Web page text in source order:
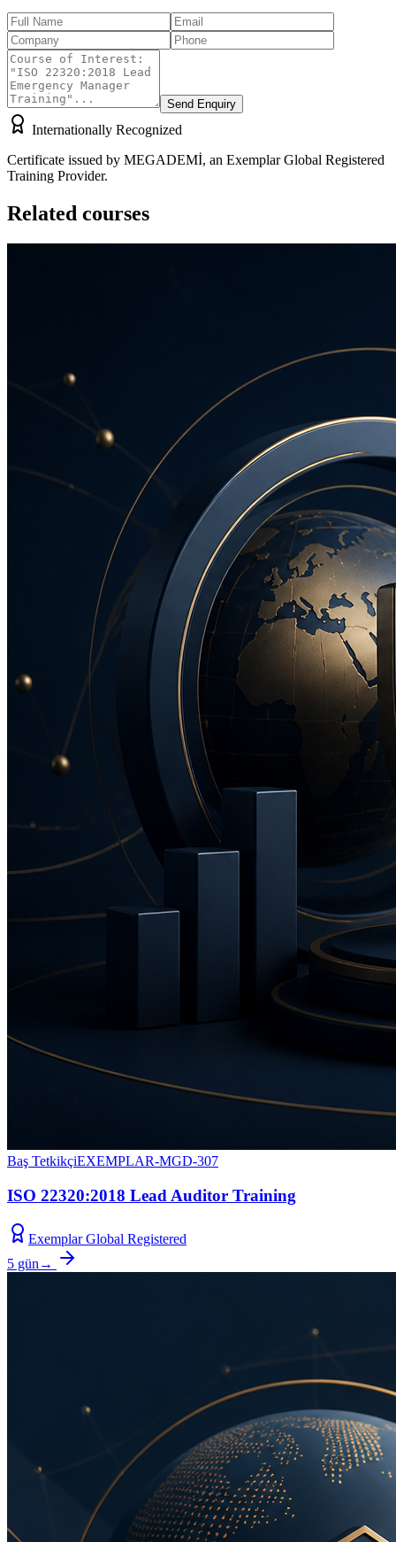
Send Enquiry
Internationally Recognized
Certificate issued by MEGADEMİ, an Exemplar Global Registered
Training Provider.
Related courses
Baş TetkikçiEXEMPLAR-MGD-307
ISO 22320:2018 Lead Auditor Training
Exemplar Global Registered
5 gün →